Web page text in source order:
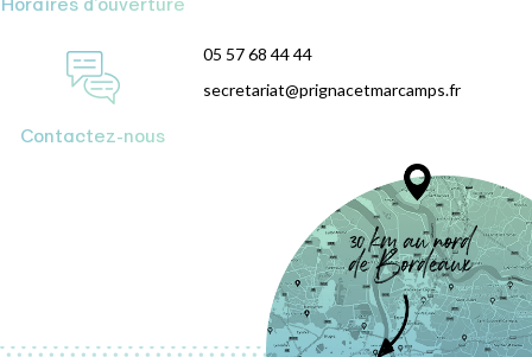
Contactez-nous
05 57 68 44 44
secretariat@prignacetmarcamps.fr